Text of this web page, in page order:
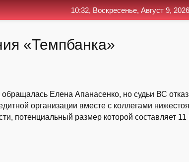
«Тем­пбан­ка»
Елена Апанасенко, но судьи ВС
организации вместе с коллегами
потенциальный размер которой составляет
10:32, Воскресенье, Август 9, 2026